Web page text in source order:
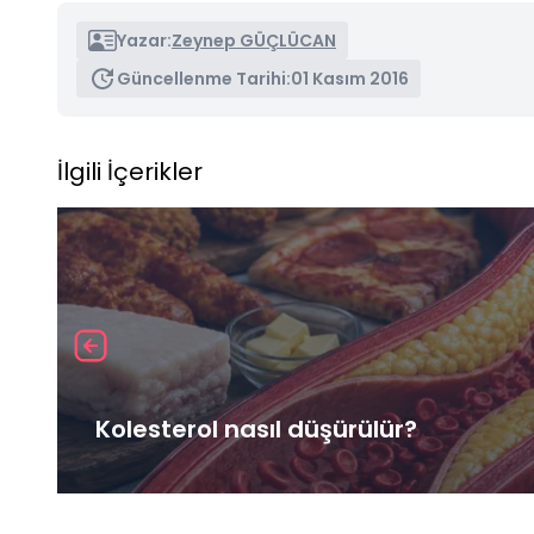
Yazar:Zeynep GÜÇLÜCAN
Güncellenme Tarihi:01 Kasım 2016
İlgili İçerikler
Kolesterol nasıl düşürülür?